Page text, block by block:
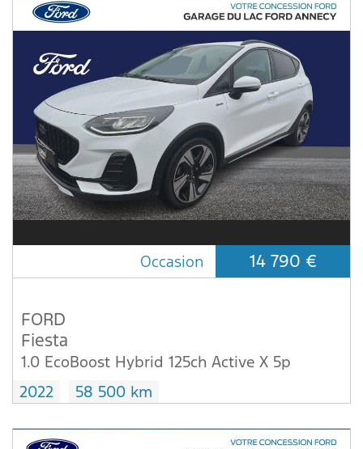
Occasion 14 790 €
FORD
Fiesta
1.0 EcoBoost Hybrid 125ch Active X 5p
2022
58 500 km